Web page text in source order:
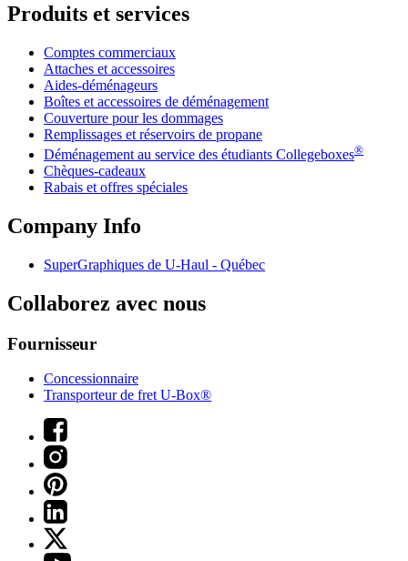
Produits et services
Comptes commerciaux
Attaches et accessoires
Aides-déménageurs
Boîtes et accessoires de déménagement
Couverture pour les dommages
Remplissages et réservoirs de propane
Déménagement au service des étudiants Collegeboxes®
Chèques-cadeaux
Rabais et offres spéciales
Company Info
SuperGraphiques de U-Haul - Québec
Collaborez avec nous
Fournisseur
Concessionnaire
Transporteur de fret U-Box®